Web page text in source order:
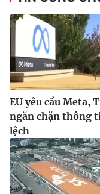
EU yêu cầu Meta,
ngăn chặn thông
lệch